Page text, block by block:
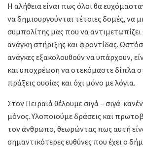
Η αλήθεια είναι πως όλοι θα
να δημιουργούνται τέτοιες δομές, να
συμπολίτης μας που να αντιμετωπίζει
ανάγκη στήριξης και φροντίδας.
ανάγκες εξακολουθούν να υπάρχουν,
και υποχρέωση να στεκόμαστε δίπλα
πράξεις ουσίας και όχι μόνο με λόγια.
Στον Πειραιά θέλουμε σιγά – σιγά
μόνος. Υλοποιούμε δράσεις και
τον άνθρωπο, θεωρώντας πως αυτή
σημαντικότερες ευθύνες που έχει ο